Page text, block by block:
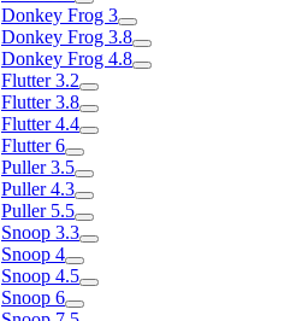
Donkey Frog 3
Donkey Frog 3.8
Donkey Frog 4.8
Flutter 3.2
Flutter 3.8
Flutter 4.4
Flutter 6
Puller 3.5
Puller 4.3
Puller 5.5
Snoop 3.3
Snoop 4
Snoop 4.5
Snoop 6